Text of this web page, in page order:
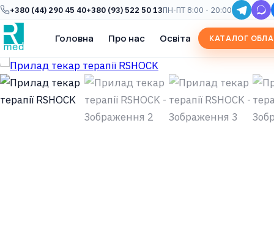
+380 (44) 290 45 40+380 (93) 522 50 13ПН-ПТ 8:00 - 20:00
Головна Про нас Освіта КАТАЛОГ